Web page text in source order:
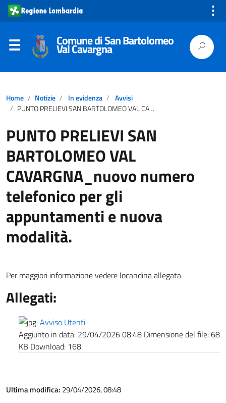
⋮
Comune di San Bartolomeo
Val Cavargna
Home Notizie In evidenza
Avvisi
PUNTO PRELIEVI SAN BARTOLOMEO VAL CAVARGNA_nuovo numero telefonico per gli appuntamenti e nuova modalità.
PUNTO PRELIEVI SAN
BARTOLOMEO VAL
CAVARGNA_nuovo numero
telefonico per gli
appuntamenti e nuova
modalità.
Per maggiori informazione vedere locandina allegata.
Allegati:
Avviso Utenti
Aggiunto in data: 29/04/2026 08:48 Dimensione del file:68
KB Download: 168
Ultima modifica: 29/04/2026, 08:48